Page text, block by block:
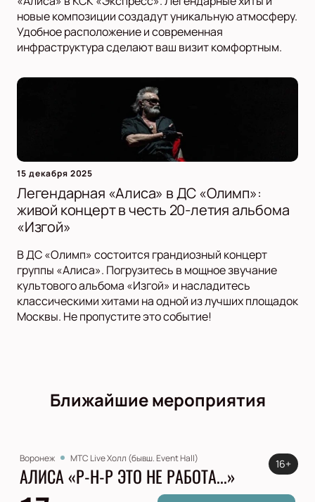
новые композиции создадут уникальную атмосферу.
Удобное расположение и современная
инфраструктура сделают ваш визит комфортным.
15 декабря 2025
Легендарная «Алиса» в ДС «Олимп»:
живой концерт в честь 20-летия альбома
«Изгой»
В ДС «Олимп» состоится грандиозный концерт
группы «Алиса». Погрузитесь в мощное звучание
культового альбома «Изгой» и насладитесь
классическими хитами на одной из лучших площадок
Москвы. Не пропустите это событие!
Ближайшие мероприятия
Воронеж МТС Live Холл (бывш. Event Hall)
АЛИСА «Р-Н-Р ЭТО НЕ РАБОТА...» 16+